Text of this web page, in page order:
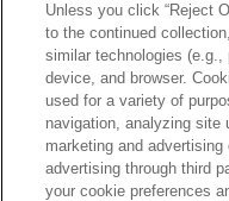
More NFL
Unless you click “Reject
to the continued
similar technologies
device, and browser.
used for a variety of
navigation, analyzing site
marketing and
advertising through third
your cookie preferences